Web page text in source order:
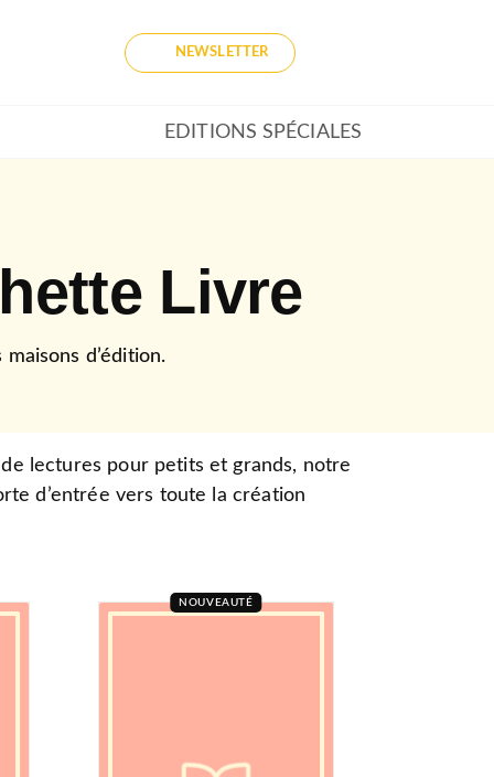
NEWSLETTER
EDITIONS SPÉCIALES
Livre
d’édition.
lectures pour petits et grands, notre
d’entrée vers toute la création
NOUVEAUTÉ